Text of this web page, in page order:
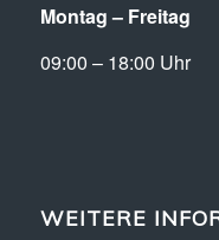
Montag – Freitag
09:00 – 18:00 Uhr
WEITERE